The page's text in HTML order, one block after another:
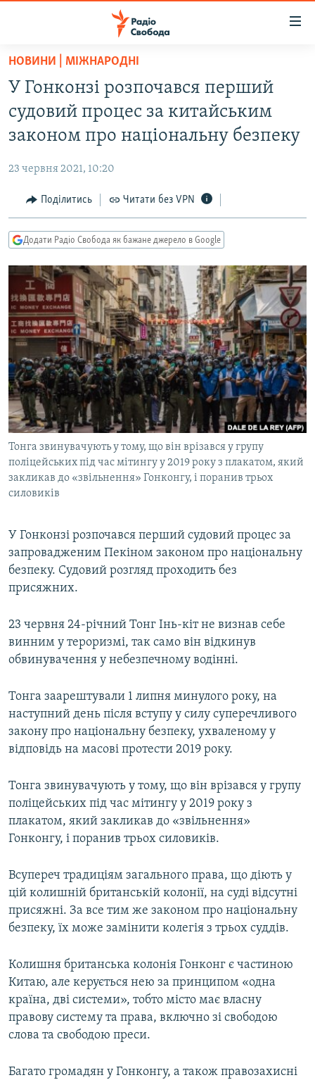
Перейти
основного
матеріалу
Перейти
до
основної
навігації
Перейти
до
пошуку
СТАТТІ
ЕКОНОМІКА
СУСПІЛЬСТВО
УКРАЇНА
СВІТ
РОСІЙСЬКА «ФІЛЬТРАЦІЯ»
ДОНБАС.РЕАЛІЇ
ТИ ЯК?
СХЕМИ
КИТАЙ.ВИКЛИКИ
МУЛЬТИМЕДІА
ФОТО
СПЕЦПРОЄКТИ
ПОДКАСТИ
КРИМ РЕАЛІЇ
РУС
ДОЛУЧАЙСЯ!
Усі сайти RFE/RL
НОВИНИ | МІЖНАРОДНІ
У Гонконзі розпочався перший
судовий процес за китайським
законом про національну безпеку
23 червня 2021, 10:20
Поділитись Читати без VPN
Додати Радіо Свобода як бажане джерело в Google
Тонга звинувачують у тому, що він врізався у групу
поліцейських під час мітингу у 2019 року з плакатом, який
закликав до «звільнення» Гонконгу, і поранив трьох
силовиків
У Гонконзі розпочався перший судовий процес за
запровадженим Пекіном законом про національну
безпеку. Судовий розгляд проходить без
присяжних.
23 червня 24-річний Тонг Інь-кіт не визнав себе
винним у тероризмі, так само він відкинув
обвинувачення у небезпечному водінні.
Тонга заарештували 1 липня минулого року, на
наступний день після вступу у силу суперечливого
закону про національну безпеку, ухваленому у
відповідь на масові протести 2019 року.
Тонга звинувачують у тому, що він врізався у групу
поліцейських під час мітингу у 2019 року з
плакатом, який закликав до «звільнення»
Гонконгу, і поранив трьох силовиків.
Всупереч традиціям загального права, що діють у
цій колишній британській колонії, на суді відсутні
присяжні. За все тим же законом про національну
безпеку, їх може замінити колегія з трьох суддів.
Колишня британська колонія Гонконг є частиною
Китаю, але керується нею за принципом «одна
країна, дві системи», тобто місто має власну
правову систему та права, включно зі свободою
слова та свободою преси.
Багато громадян у Гонконгу, а також правозахисні